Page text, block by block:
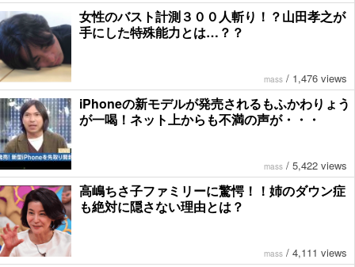
女性のバスト計測３００人斬り！？山田孝之が
手にした特殊能力とは…？？
mass / 1,476 views
iPhoneの新モデルが発売されるもふかわりょう
が一喝！ネット上からも不満の声が・・・
mass / 5,422 views
高嶋ちさ子ファミリーに驚愕！！姉のダウン症
も絶対に隠さない理由とは？
mass / 4,111 views